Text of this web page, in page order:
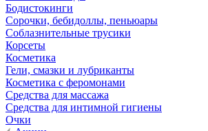
Бодистокинги
Сорочки, бебидоллы, пеньюары
Соблазнительные трусики
Корсеты
Косметика
Гели, смазки и лубриканты
Косметика с феромонами
Средства для массажа
Средства для интимной гигиены
Очки